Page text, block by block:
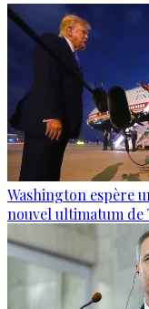
Washington espère
nouvel ultimatum